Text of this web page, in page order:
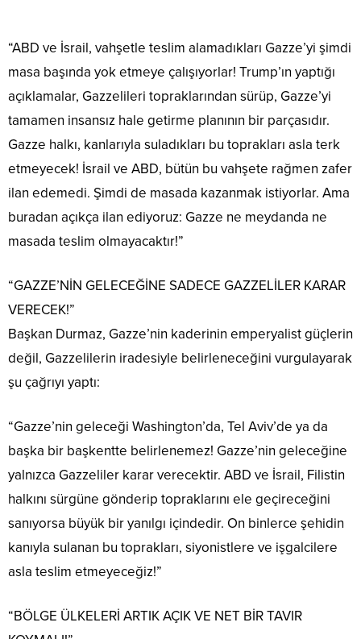
“ABD ve İsrail, vahşetle teslim alamadıkları Gazze’yi şimdi
masa başında yok etmeye çalışıyorlar! Trump’ın yaptığı
açıklamalar, Gazzelileri topraklarından sürüp, Gazze’yi
tamamen insansız hale getirme planının bir parçasıdır.
Gazze halkı, kanlarıyla suladıkları bu toprakları asla terk
etmeyecek! İsrail ve ABD, bütün bu vahşete rağmen zafer
ilan edemedi. Şimdi de masada kazanmak istiyorlar. Ama
buradan açıkça ilan ediyoruz: Gazze ne meydanda ne
masada teslim olmayacaktır!”
“GAZZE’NİN GELECEĞİNE SADECE GAZZELİLER KARAR
VERECEK!”
Başkan Durmaz, Gazze’nin kaderinin emperyalist güçlerin
değil, Gazzelilerin iradesiyle belirleneceğini vurgulayarak
şu çağrıyı yaptı:
“Gazze’nin geleceği Washington’da, Tel Aviv’de ya da
başka bir başkentte belirlenemez! Gazze’nin geleceğine
yalnızca Gazzeliler karar verecektir. ABD ve İsrail, Filistin
halkını sürgüne gönderip topraklarını ele geçireceğini
sanıyorsa büyük bir yanılgı içindedir. On binlerce şehidin
kanıyla sulanan bu toprakları, siyonistlere ve işgalcilere
asla teslim etmeyeceğiz!”
“BÖLGE ÜLKELERİ ARTIK AÇIK VE NET BİR TAVIR